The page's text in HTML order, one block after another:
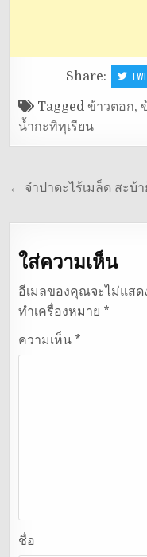
Share:
Taggedข้าวตอก,
น้ำกะทิทุเรียน
แนะแนว
← จำปาดะไร้เมล็ด สะบ้า
ใส่ความเห็น
อีเมลของคุณจะไม่แส
ทำเครื่องหมาย *
ความเห็น *
ชื่อ